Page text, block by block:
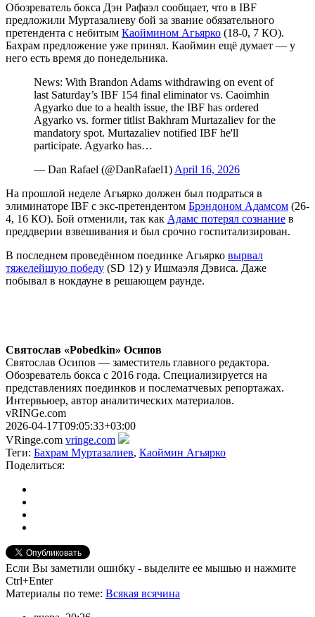
Обозреватель бокса Дэн Рафаэл сообщает, что в IBF
предложили Муртазалиеву бой за звание обязательного
претендента с небитым Каоймином Агьярко (18-0, 7 КО).
Бахрам предложение уже принял. Каоймин ещё думает — у
него есть время до понедельника.
News: With Brandon Adams withdrawing on event of
last Saturday’s IBF 154 final eliminator vs. Caoimhin
Agyarko due to a health issue, the IBF has ordered
Agyarko vs. former titlist Bakhram Murtazaliev for the
mandatory spot. Murtazaliev notified IBF he'll
participate. Agyarko has…
— Dan Rafael (@DanRafael1) April 16, 2026
На прошлой неделе Агьярко должен был подраться в
элиминаторе IBF с экс-претендентом Брэндоном Адамсом (26-
4, 16 КО). Бой отменили, так как Адамс потерял сознание в
преддверии взвешивания и был срочно госпитализирован.
В последнем проведённом поединке Агьярко вырвал
тяжелейшую победу (SD 12) у Ишмаэля Дэвиса. Даже
побывал в нокдауне в решающем раунде.
Святослав «Pobedkin» Осипов
Святослав Осипов — заместитель главного редактора.
Обозреватель бокса с 2016 года. Специализируется на
представлениях поединков и послематчевых репортажах.
Интервьюер, автор аналитических материалов.
vRINGe.com
2026-04-17T09:05:33+03:00
VRinge.com vringe.com
Теги: Бахрам Муртазалиев, Каоймин Агьярко
Поделиться:
Если Вы заметили ошибку - выделите ее мышью и нажмите
Ctrl+Enter
Материалы по теме: Всякая всячина